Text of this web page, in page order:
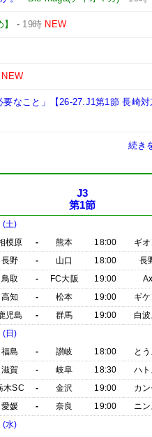
- 19時 NEW
NEW
なこと」【26-27.J1第1節 長崎対
続き
J3
第1節
(土)
模原
- 熊本 18:00
ギ
長野
- 山口 18:00
長
鳥取
- FC大阪 19:00
高知
- 松本 19:00
ギ
児島
- 群馬 19:00
白波
(日)
福島
- 讃岐 18:00
と
滋賀
- 岐阜 18:30
ハト
木SC
- 金沢 19:00
カ
愛媛
- 奈良 19:00
ニ
(水)